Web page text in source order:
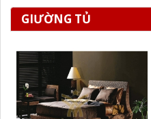
GIƯỜNG TỦ